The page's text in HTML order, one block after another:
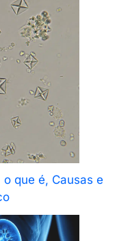
que é, Causas e